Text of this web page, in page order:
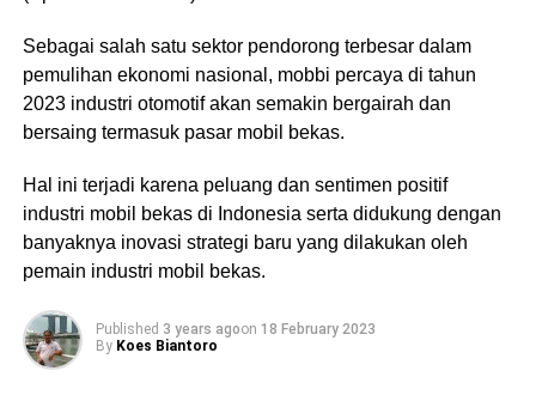
Sebagai salah satu sektor pendorong terbesar dalam
pemulihan ekonomi nasional, mobbi percaya di tahun
2023 industri otomotif akan semakin bergairah dan
bersaing termasuk pasar mobil bekas.
Hal ini terjadi karena peluang dan sentimen positif
industri mobil bekas di Indonesia serta didukung dengan
banyaknya inovasi strategi baru yang dilakukan oleh
pemain industri mobil bekas.
Published 3 years agoon 18 February 2023
By Koes Biantoro